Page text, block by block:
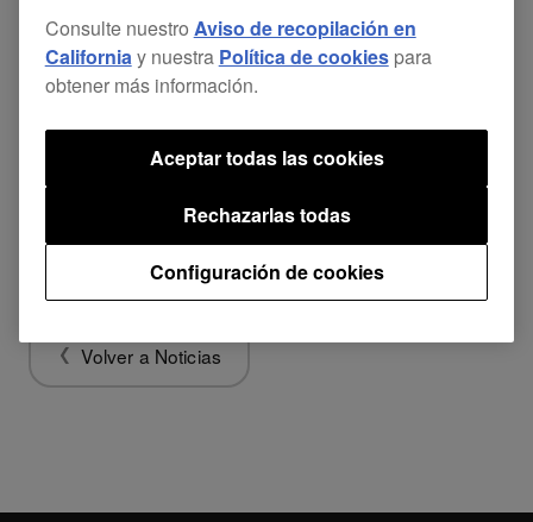
no se mostraba en la pantalla del
navegador cuando la base de datos
tenía muchas pistas.
Volver a Noticias
Consulte nuestro Aviso de recopilación en
Californiay nuestra Política de cookiespara
obtener más información.
Configuración de cookies
Rechazarlas todas
Aceptar todas las cookies